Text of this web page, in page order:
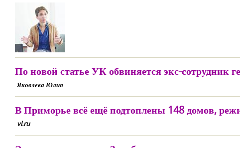
По новой статье УК обвиняется экс-сотрудник
Яковлева Юлия
В Приморье всё ещё подтоплены 148 домов,
vl.ru